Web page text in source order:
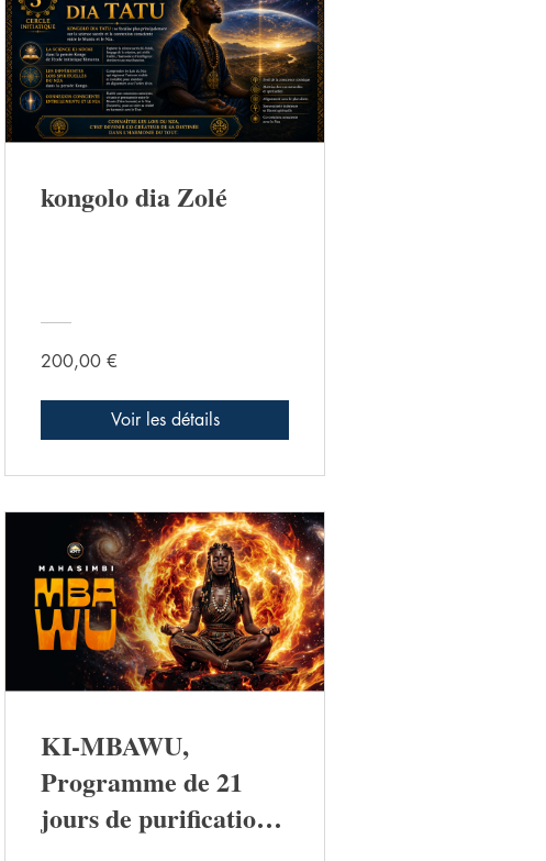
kongolo dia Zolé
200,00 €
Voir les détails
KI-MBAWU,
Programme de 21
jours de purification,